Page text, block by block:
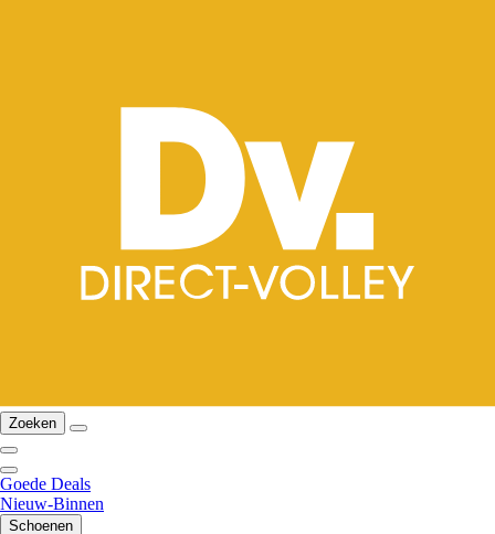
Zoeken
Goede Deals
Nieuw-Binnen
Schoenen